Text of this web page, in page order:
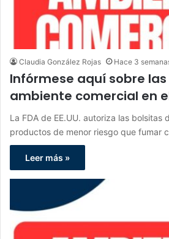
Claudia González Rojas Hace 3
Infórmese aquí sobre
ambiente comercial en
La FDA de EE.UU. autoriza las bolsitas
productos de menor riesgo que fumar
Leer más »